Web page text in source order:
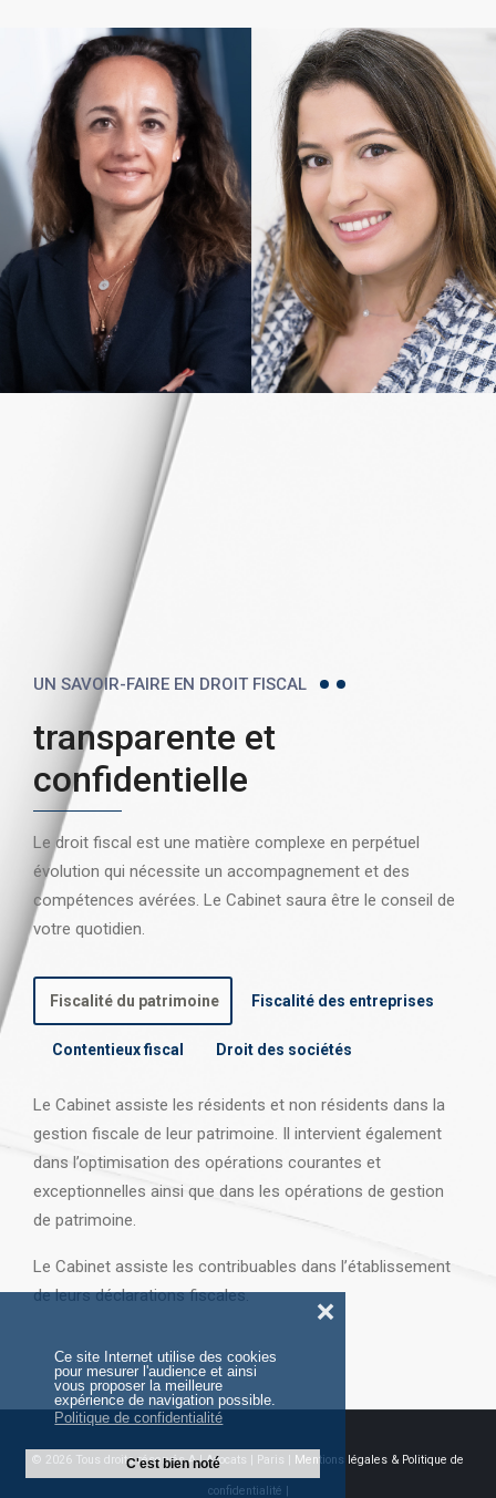
Ce site Internet utilise des cookies
pour mesurer l'audience et ainsi
vous proposer la meilleure
expérience de navigation possible.
Politique de confidentialité
C'est bien noté
❌
UN SAVOIR-FAIRE EN DROIT FISCAL
transparente et
confidentielle
Le droit fiscal est une matière complexe en perpétuel
évolution qui nécessite un accompagnement et des
compétences avérées. Le Cabinet saura être le conseil de
votre quotidien.
Fiscalité du patrimoine Fiscalité des entreprises
Contentieux fiscal Droit des sociétés
Le Cabinet assiste les résidents et non résidents dans la
gestion fiscale de leur patrimoine. Il intervient également
dans l’optimisation des opérations courantes et
exceptionnelles ainsi que dans les opérations de gestion
de patrimoine.
Le Cabinet assiste les contribuables dans l’établissement
de leurs déclarations fiscales.
© 2026 Tous droits réservés AJ Avocats | Paris | Mentions légales & Politique de
confidentialité |